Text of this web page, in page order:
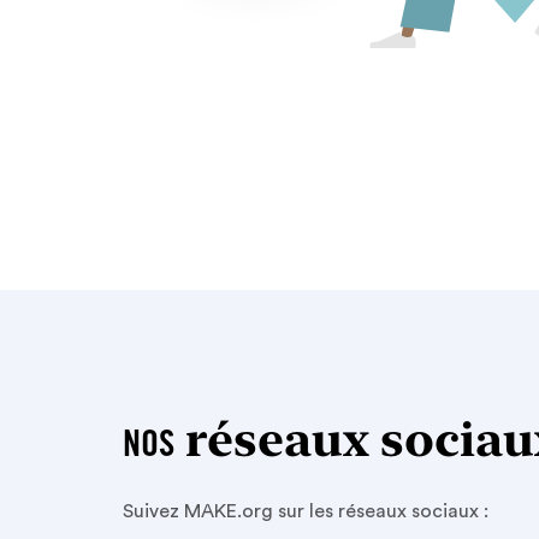
NOS réseaux
Suivez MAKE.org sur les réseaux sociaux :